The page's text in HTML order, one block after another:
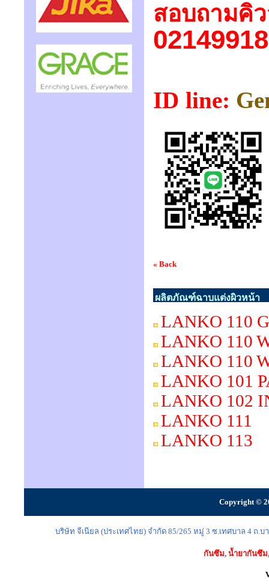
สอบถามคิ
ID line:
« Back
ผลิตภัณฑ์ฉาบแต่งผิวหน้า
LANKO 110
LANKO 110
LANKO 110
LANKO 101
LANKO 102
LANKO 111
LANKO 113
Copyright ©
บริษัท จีเนียล (ประเทศไทย) จำกัด 85/265 หมู่ 3 ซ.เทศบาล 4 ถ.
กันซึม, น้ำยากันซึม